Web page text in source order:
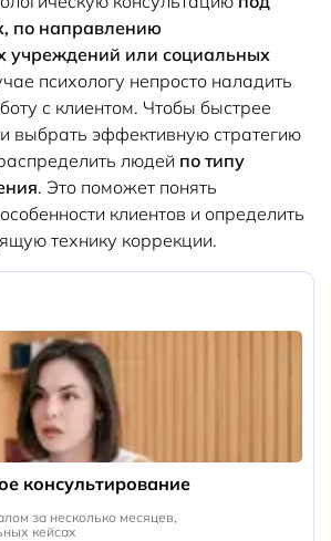
по направлению
учреждений или социальных
психологу непросто наладить
с клиентом. Чтобы быстрее
выбрать эффективную стратегию
людей по типу
. Это поможет понять
клиентов и определить
технику коррекции.
консультирование
за несколько месяцев,
кейсах